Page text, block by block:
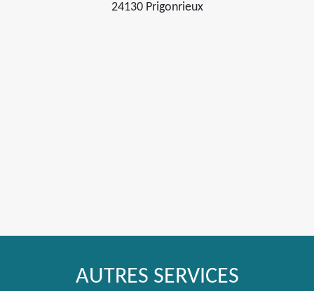
24130 Prigonrieux
AUTRES SERVICES